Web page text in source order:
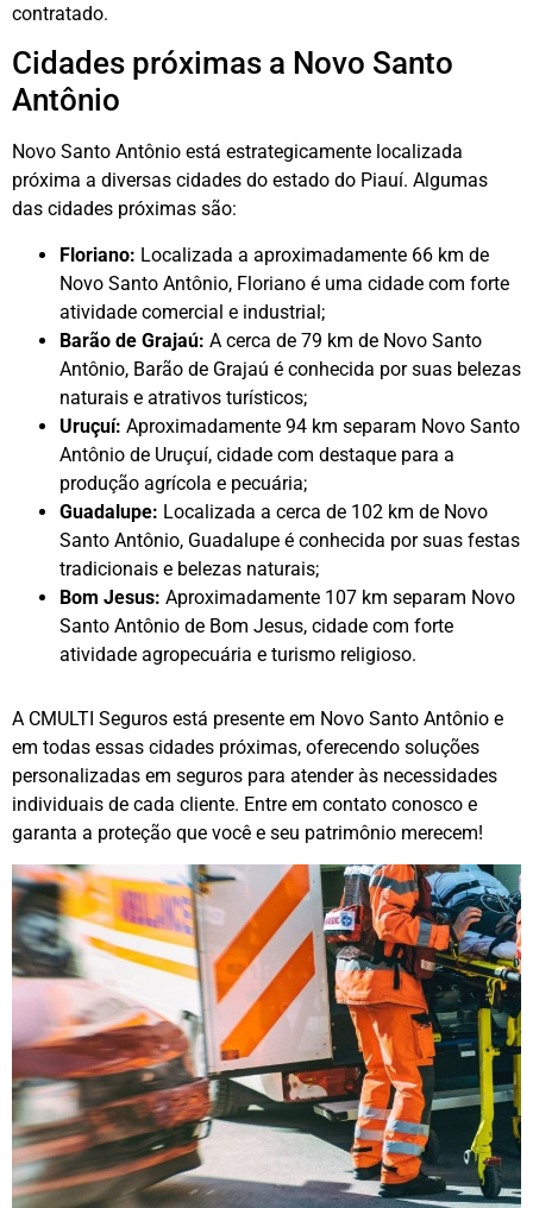
contratado.
Cidades próximas a Novo Santo
Antônio
Novo Santo Antônio está estrategicamente localizada
próxima a diversas cidades do estado do Piauí. Algumas
das cidades próximas são:
Floriano: Localizada a aproximadamente 66 km de
Novo Santo Antônio, Floriano é uma cidade com forte
atividade comercial e industrial;
Barão de Grajaú: A cerca de 79 km de Novo Santo
Antônio, Barão de Grajaú é conhecida por suas belezas
naturais e atrativos turísticos;
Uruçuí: Aproximadamente 94 km separam Novo Santo
Antônio de Uruçuí, cidade com destaque para a
produção agrícola e pecuária;
Guadalupe: Localizada a cerca de 102 km de Novo
Santo Antônio, Guadalupe é conhecida por suas festas
tradicionais e belezas naturais;
Bom Jesus: Aproximadamente 107 km separam Novo
Santo Antônio de Bom Jesus, cidade com forte
atividade agropecuária e turismo religioso.
A CMULTI Seguros está presente em Novo Santo Antônio e
em todas essas cidades próximas, oferecendo soluções
personalizadas em seguros para atender às necessidades
individuais de cada cliente. Entre em contato conosco e
garanta a proteção que você e seu patrimônio merecem!